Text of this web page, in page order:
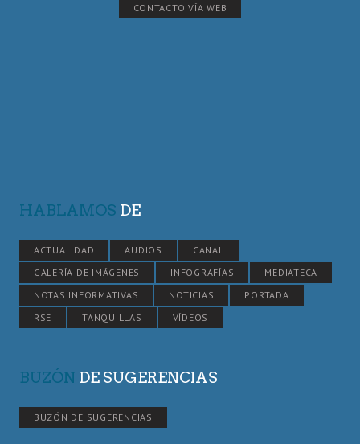
CONTACTO VÍA WEB
HABLAMOS DE
ACTUALIDAD AUDIOS
CANAL
GALERÍA DE IMÁGENES
INFOGRAFÍAS
MEDIATECA
NOTAS INFORMATIVAS
NOTICIAS
PORTADA
RSE
TANQUILLAS VÍDEOS
BUZÓN DE SUGERENCIAS
BUZÓN DE SUGERENCIAS